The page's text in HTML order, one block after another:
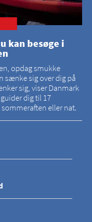
kan besøge i
opdag smukke
sænke sig over dig på
sig, viser Danmark
dig til 17
eller nat.